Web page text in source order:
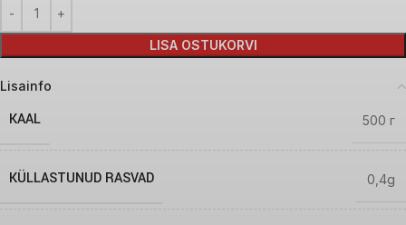
LISA OSTUKORVI
Lisainfo
KAAL 500 г
KÜLLASTUNUD RASVAD 0,4g